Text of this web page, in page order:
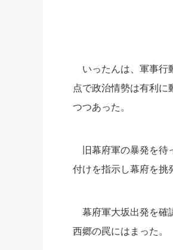
いったんは、軍事行
点で政治情勢は有利に
つつあった。
旧幕府軍の暴発を待
付けを指示し幕府を挑
幕府軍大坂出発を確
西郷の罠にはまった。